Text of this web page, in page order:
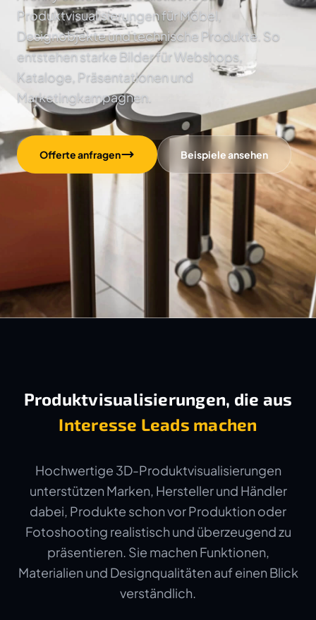
Produktvisualisierungen für Möbel,
Designobjekte und technische Produkte. So
entstehen starke Bilder für Webshops,
Kataloge, Präsentationen und
Marketingkampagnen.
Offerte anfragen Beispiele ansehen
Produktvisualisierungen, die aus
Interesse Leads machen
Hochwertige 3D-Produktvisualisierungen
unterstützen Marken, Hersteller und Händler
dabei, Produkte schon vor Produktion oder
Fotoshooting realistisch und überzeugend zu
präsentieren. Sie machen Funktionen,
Materialien und Designqualitäten auf einen Blick
verständlich.